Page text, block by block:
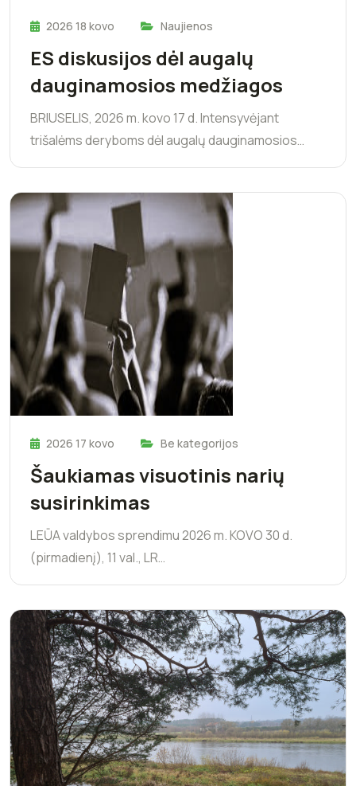
2026 18 kovo Naujienos
ES diskusijos dėl augalų
dauginamosios medžiagos
BRIUSELIS, 2026 m. kovo 17 d. Intensyvėjant
trišalėms deryboms dėl augalų dauginamosios…
2026 17 kovo Be kategorijos
Šaukiamas visuotinis narių
susirinkimas
LEŪA valdybos sprendimu 2026 m. KOVO 30 d.
(pirmadienį), 11 val., LR…